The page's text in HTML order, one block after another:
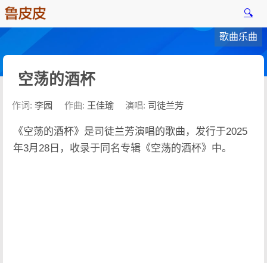
🔍
歌曲乐曲
空荡的酒杯
作词: 李园 作曲: 王佳瑜 演唱: 司徒兰芳
《空荡的酒杯》是司徒兰芳演唱的歌曲，发行于2025
年3月28日，收录于同名专辑《空荡的酒杯》中。